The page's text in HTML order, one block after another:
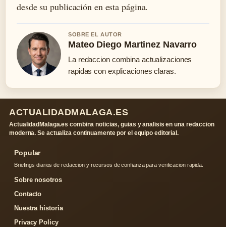
desde su publicación en esta página.
SOBRE EL AUTOR
Mateo Diego Martinez Navarro
La redaccion combina actualizaciones
rapidas con explicaciones claras.
ACTUALIDADMALAGA.ES
ActualidadMalaga.es combina noticias, guias y analisis en una redaccion
moderna. Se actualiza continuamente por el equipo editorial.
Popular
Briefings diarios de redaccion y recursos de confianza para verificacion rapida.
Sobre nosotros
Contacto
Nuestra historia
Privacy Policy